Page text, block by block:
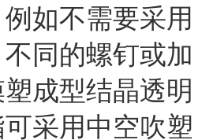
如不需要采用
同的螺钉或加
成型结晶透明
采用中空吹塑